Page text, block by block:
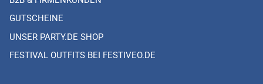
GUTSCHEINE
UNSER PARTY.DE SHOP
FESTIVAL OUTFITS BEI FESTIVEO.DE